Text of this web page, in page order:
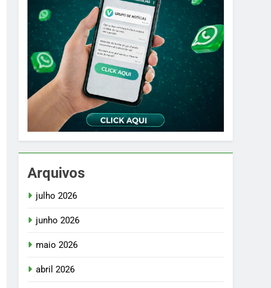
Arquivos
julho 2026
junho 2026
maio 2026
abril 2026